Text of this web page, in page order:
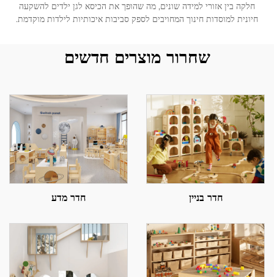
חלקה בין אזורי למידה שונים, מה שהופך את הכיסא לגן ילדים להשקעה
חיונית למוסדות חינוך המחויבים לספק סביבות איכותיות לילדות מוקדמת.
שחרור מוצרים חדשים
חדר בניין חדר מדע